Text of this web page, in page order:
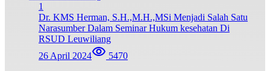
1
Dr. KMS Herman, S.H.,M.H.,MSi Menjadi Salah Satu
Narasumber Dalam Seminar Hukum kesehatan Di
RSUD Leuwiliang
26 April 2024
5470